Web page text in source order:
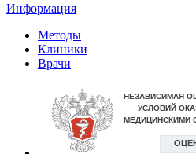
Информация
Методы
Клиники
Врачи